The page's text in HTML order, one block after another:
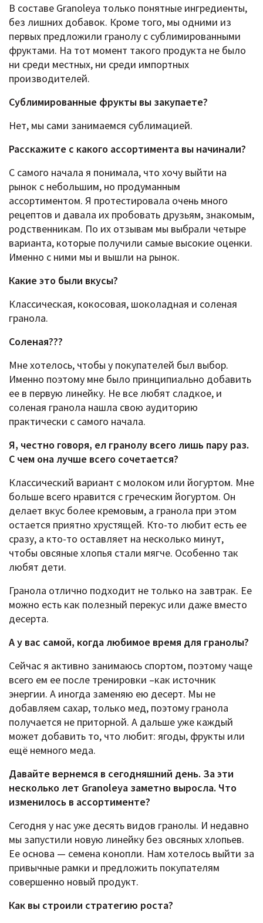
В составе Granoleya только понятные ингредиенты,
без лишних добавок. Кроме того, мы одними из
первых предложили гранолу с сублимированными
фруктами. На тот момент такого продукта не было
ни среди местных, ни среди импортных
производителей.
Сублимированные фрукты вы закупаете?
Нет, мы сами занимаемся сублимацией.
Расскажите c какого ассортимента вы начинали?
С самого начала я понимала, что хочу выйти на
рынок с небольшим, но продуманным
ассортиментом. Я протестировала очень много
рецептов и давала их пробовать друзьям, знакомым,
родственникам. По их отзывам мы выбрали четыре
варианта, которые получили самые высокие оценки.
Именно с ними мы и вышли на рынок.
Какие это были вкусы?
Классическая, кокосовая, шоколадная и соленая
гранола.
Соленая???
Мне хотелось, чтобы у покупателей был выбор.
Именно поэтому мне было принципиально добавить
ее в первую линейку. Не все любят сладкое, и
соленая гранола нашла свою аудиторию
практически с самого начала.
Я, честно говоря, ел гранолу всего лишь пару раз.
С чем она лучше всего сочетается?
Классический вариант с молоком или йогуртом. Мне
больше всего нравится с греческим йогуртом. Он
делает вкус более кремовым, а гранола при этом
остается приятно хрустящей. Кто-то любит есть ее
сразу, а кто-то оставляет на несколько минут,
чтобы овсяные хлопья стали мягче. Особенно так
любят дети.
Гранола отлично подходит не только на завтрак. Ее
можно есть как полезный перекус или даже вместо
десерта.
А у вас самой, когда любимое время для гранолы?
Сейчас я активно занимаюсь спортом, поэтому чаще
всего ем ее после тренировки –как источник
энергии. А иногда заменяю ею десерт. Мы не
добавляем сахар, только мед, поэтому гранола
получается не приторной. А дальше уже каждый
может добавить то, что любит: ягоды, фрукты или
ещё немного меда.
Давайте вернемся в сегодняшний день. За эти
несколько лет Granoleya заметно выросла. Что
изменилось в ассортименте?
Сегодня у нас уже десять видов гранолы. И недавно
мы запустили новую линейку без овсяных хлопьев.
Ее основа — семена конопли. Нам хотелось выйти за
привычные рамки и предложить покупателям
совершенно новый продукт.
Как вы строили стратегию роста?